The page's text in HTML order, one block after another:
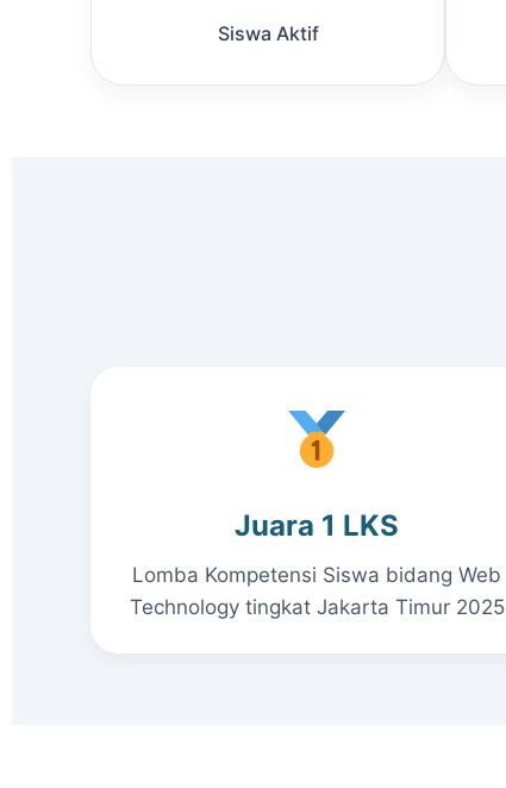
Siswa Aktif
Juara 1 LKS
Lomba Kompetensi Siswa bidang Web
Technology tingkat Jakarta Timur 2025